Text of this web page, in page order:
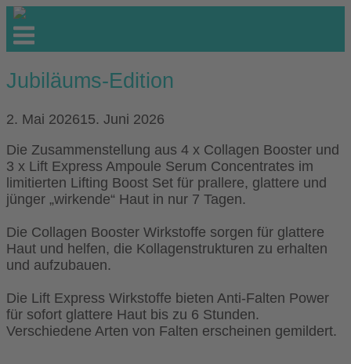
Skip
to
content
Menu
Jubiläums-Edition
2. Mai 202615. Juni 2026
Die Zusammenstellung aus 4 x Collagen Booster und
3 x Lift Express Ampoule Serum Concentrates im
limitierten Lifting Boost Set für prallere, glattere und
jünger „wirkende“ Haut in nur 7 Tagen.
Die Collagen Booster Wirkstoffe sorgen für glattere
Haut und helfen, die Kollagenstrukturen zu erhalten
und aufzubauen.
Die Lift Express Wirkstoffe bieten Anti-Falten Power
für sofort glattere Haut bis zu 6 Stunden.
Verschiedene Arten von Falten erscheinen gemildert.